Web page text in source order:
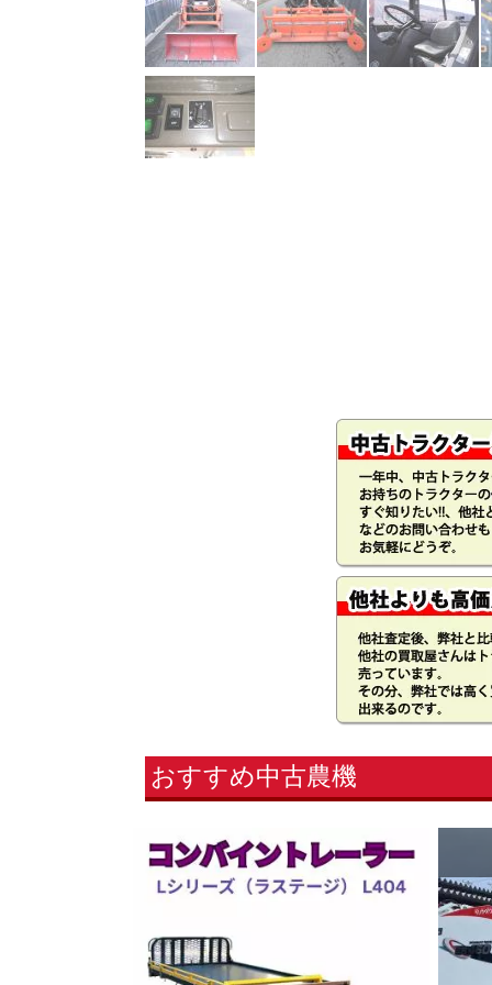
おすすめ中古農機